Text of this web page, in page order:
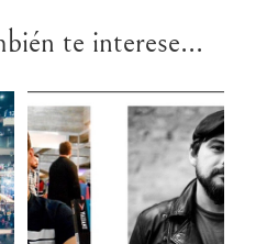
te interese...